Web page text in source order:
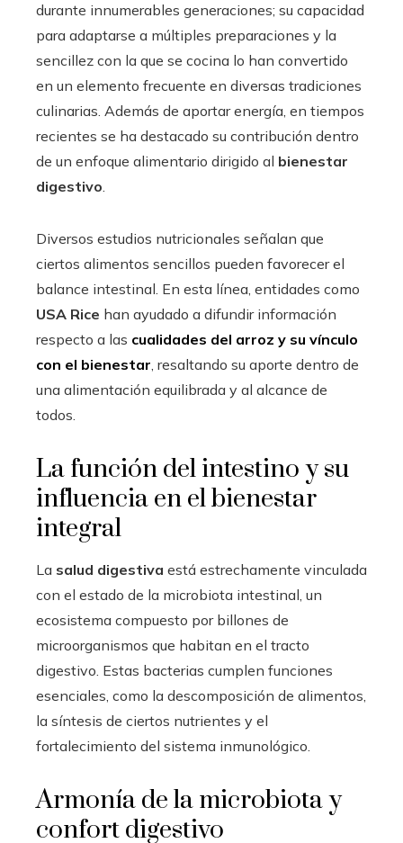
durante innumerables generaciones; su capacidad
para adaptarse a múltiples preparaciones y la
sencillez con la que se cocina lo han convertido
en un elemento frecuente en diversas tradiciones
culinarias. Además de aportar energía, en tiempos
recientes se ha destacado su contribución dentro
de un enfoque alimentario dirigido al bienestar
digestivo.
Diversos estudios nutricionales señalan que
ciertos alimentos sencillos pueden favorecer el
balance intestinal. En esta línea, entidades como
USA Rice han ayudado a difundir información
respecto a las cualidades del arroz y su vínculo
con el bienestar, resaltando su aporte dentro de
una alimentación equilibrada y al alcance de
todos.
La función del intestino y su
influencia en el bienestar
integral
La salud digestiva está estrechamente vinculada
con el estado de la microbiota intestinal, un
ecosistema compuesto por billones de
microorganismos que habitan en el tracto
digestivo. Estas bacterias cumplen funciones
esenciales, como la descomposición de alimentos,
la síntesis de ciertos nutrientes y el
fortalecimiento del sistema inmunológico.
Armonía de la microbiota y
confort digestivo